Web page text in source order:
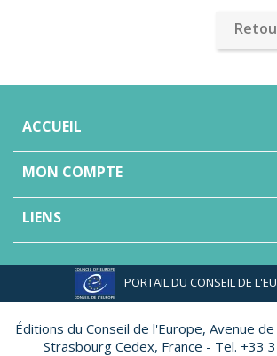
ACCUEIL
MON COMPTE
LIENS
PORTAIL DU CONSEIL DE
Éditions du Conseil de l'Europe, Avenue
Strasbourg Cedex, France - Tel. +33